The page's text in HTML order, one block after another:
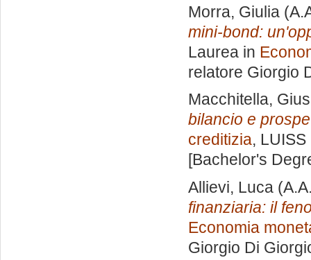
Morra, Giulia
mini-bond:
Laurea in
relatore Giorgio
Macchitella,
bilancio e
creditizia,
[Bachelor's
Allievi, Luca
finanziaria: il
Economia
Giorgio Di